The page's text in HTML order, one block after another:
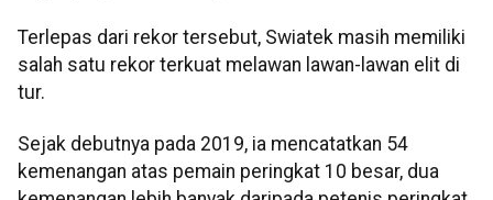
Terlepas dari rekor tersebut, Swiatek masih memiliki
salah satu rekor terkuat melawan lawan-lawan elit di
tur.
Sejak debutnya pada 2019, ia mencatatkan 54
kemenangan atas pemain peringkat 10 besar, dua